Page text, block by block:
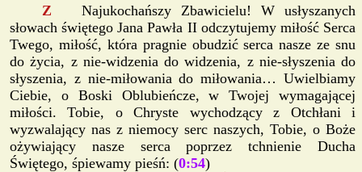
Z Najukochańszy Zbawicielu! W usłyszanych
słowach świętego Jana Pawła II odczytujemy miłość Serca
Twego, miłość, która pragnie obudzić serca nasze ze snu
do życia, z nie-widzenia do widzenia, z nie-słyszenia do
słyszenia, z nie-miłowania do miłowania… Uwielbiamy
Ciebie, o Boski Oblubieńcze, w Twojej wymagającej
miłości. Tobie, o Chryste wychodzący z Otchłani i
wyzwalający nas z niemocy serc naszych, Tobie, o Boże
ożywiający nasze serca poprzez tchnienie Ducha
Świętego, śpiewamy pieśń: (0:54)